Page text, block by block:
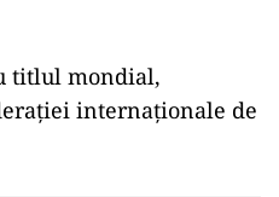
titlul mondial,
internaţionale de